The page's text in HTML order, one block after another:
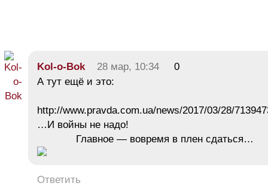
Kol-o-Bok 28 мар, 10:34
0
А тут ещё и это:
http://www.pravda.com.ua/news/2017/03/28/
…И войны не надо!
Главное — вовремя в плен сдаться…
Ответить